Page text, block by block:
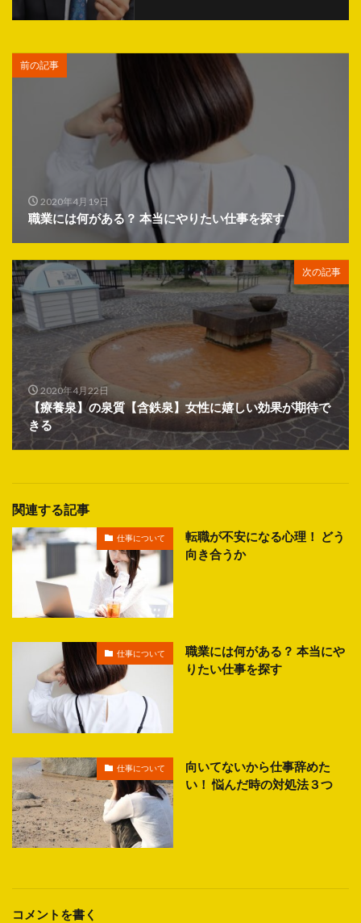
前の記事
2020年4月19日
職業には何がある？ 本当にやりたい仕事を探す
次の記事
2020年4月22日
【療養泉】の泉質【含鉄泉】女性に嬉しい効果が期待で
きる
関連する記事
仕事について
転職が不安になる心理！ どう
向き合うか
仕事について
職業には何がある？ 本当にや
りたい仕事を探す
仕事について
向いてないから仕事辞めた
い！ 悩んだ時の対処法３つ
コメントを書く